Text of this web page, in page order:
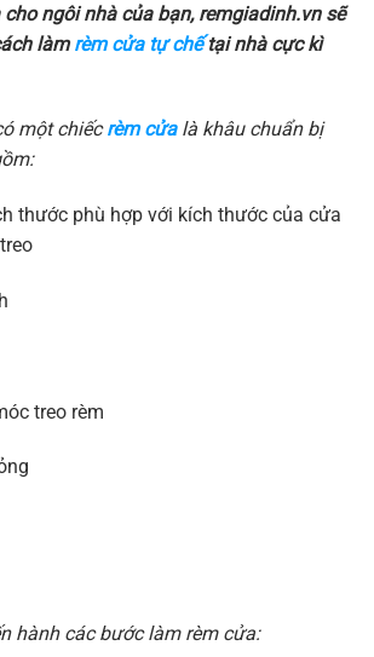
ngôi nhà của bạn, remgiadinh.vn sẽ
làm rèm cửa tự chếtại nhà cực kì
một chiếcrèm cửalà khâu chuẩn bị
thước phù hợp với kích thước của cửa
treo rèm
hành các bước làm rèm cửa: